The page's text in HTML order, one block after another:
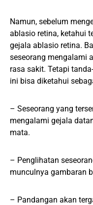
Namun, sebelum
ablasio retina, ketahui
gejala ablasio retina.
seseorang mengalami
rasa sakit. Tetapi
ini bisa diketahui
– Seseorang yang
mengalami gejala
mata.
– Penglihatan
munculnya gambaran
– Pandangan akan